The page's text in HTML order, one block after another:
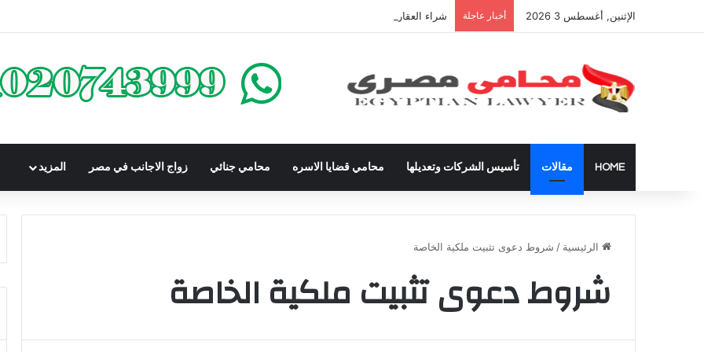
الإثنين, أغسطس 3 2026 أخبار عاجلة شراء العقارات داخل الكومباوندات تحت الإنشاء | أهم البنود التي تحمي المشتري في القانون المصري
HOME مقالات تأسيس الشركات وتعديلها محامي قضايا الاسره محامي جنائي زواج الاجانب في مصر المزيد
الرئيسية / شروط دعوى تثبيت ملكية الخاصة
شروط دعوى تثبيت ملكية الخاصة